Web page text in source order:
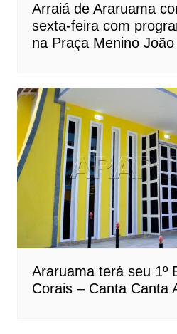
Arraiá de Araruama
sexta-feira com
na Praça Menino João
Araruama terá seu 1º
Corais – Canta Canta